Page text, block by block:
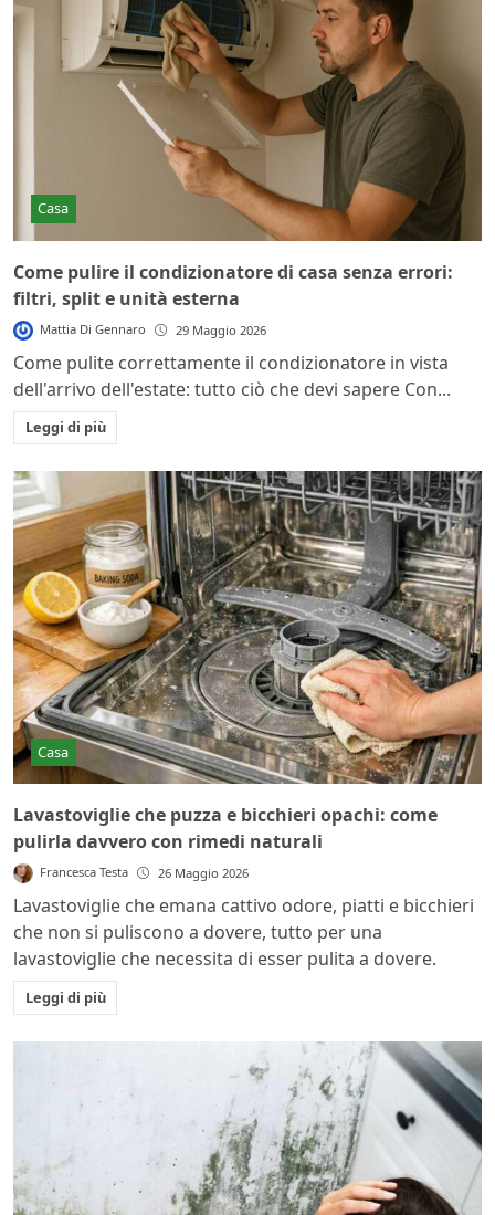
Casa
Come pulire il condizionatore di casa senza errori:
filtri, split e unità esterna
Mattia Di Gennaro 29 Maggio 2026
Come pulite correttamente il condizionatore in vista
dell'arrivo dell'estate: tutto ciò che devi sapere Con...
Leggi di più
Casa
Lavastoviglie che puzza e bicchieri opachi: come
pulirla davvero con rimedi naturali
Francesca Testa 26 Maggio 2026
Lavastoviglie che emana cattivo odore, piatti e bicchieri
che non si puliscono a dovere, tutto per una
lavastoviglie che necessita di esser pulita a dovere.
Leggi di più